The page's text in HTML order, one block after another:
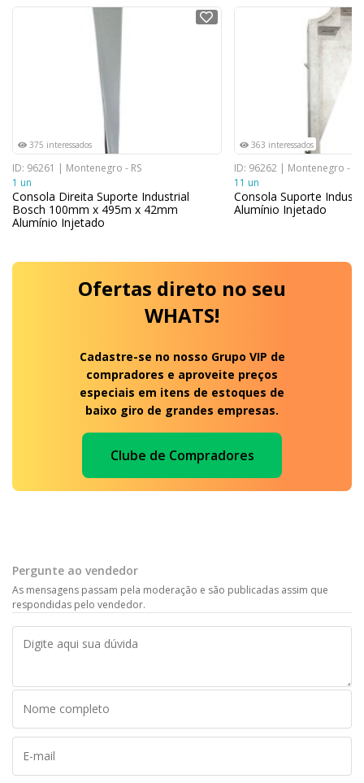
375 interessados
ID: 96261 | Montenegro - RS
1 un
Consola Direita Suporte Industrial
Bosch 100mm x 495m x 42mm
Alumínio Injetado
363 interessados
ID: 96262 | Montenegro - RS
11 un
Consola Suporte
Alumínio Injetado
Ofertas direto no seu
WHATS!
Cadastre-se no nosso Grupo VIP de
compradores e aproveite preços
especiais em itens de estoques de
baixo giro de grandes empresas.
Clube de Compradores
Pergunte ao vendedor
As mensagens passam pela moderação e são publicadas assim que
respondidas pelo vendedor.